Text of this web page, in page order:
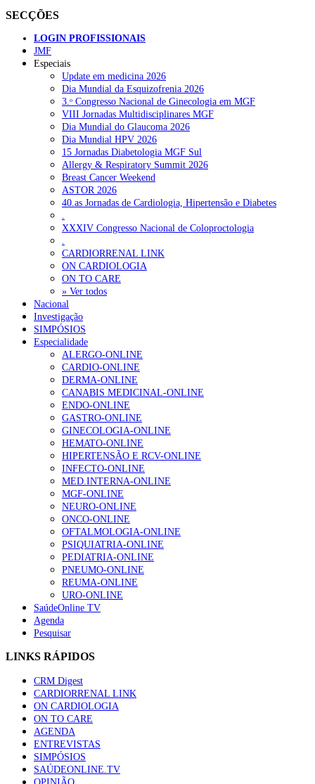
SECÇÕES
LOGIN PROFISSIONAIS
JMF
Especiais
Update em medicina 2026
Dia Mundial da Esquizofrenia 2026
3.ᵒ Congresso Nacional de Ginecologia em MGF
VIII Jornadas Multidisciplinares MGF
Dia Mundial do Glaucoma 2026
Dia Mundial HPV 2026
15 Jornadas Diabetologia MGF Sul
Allergy & Respiratory Summit 2026
Breast Cancer Weekend
ASTOR 2026
40.as Jornadas de Cardiologia, Hipertensão e Diabetes
.
XXXIV Congresso Nacional de Coloproctologia
.
CARDIORRENAL LINK
ON CARDIOLOGIA
ON TO CARE
» Ver todos
Nacional
Investigação
SIMPÓSIOS
Especialidade
ALERGO-ONLINE
CARDIO-ONLINE
DERMA-ONLINE
CANABIS MEDICINAL-ONLINE
ENDO-ONLINE
GASTRO-ONLINE
GINECOLOGIA-ONLINE
HEMATO-ONLINE
HIPERTENSÃO E RCV-ONLINE
INFECTO-ONLINE
MED.INTERNA-ONLINE
MGF-ONLINE
NEURO-ONLINE
ONCO-ONLINE
OFTALMOLOGIA-ONLINE
PSIQUIATRIA-ONLINE
PEDIATRIA-ONLINE
PNEUMO-ONLINE
REUMA-ONLINE
URO-ONLINE
SaúdeOnline TV
Agenda
Pesquisar
LINKS RÁPIDOS
CRM Digest
CARDIORRENAL LINK
ON CARDIOLOGIA
ON TO CARE
AGENDA
ENTREVISTAS
SIMPÓSIOS
SAÚDEONLINE.TV